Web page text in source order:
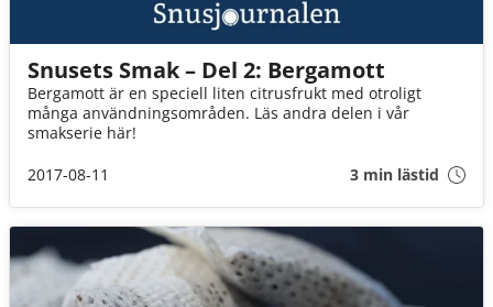
Snusets Smak – Del 2: Bergamott
Bergamott är en speciell liten citrusfrukt med otroligt
många användningsområden. Läs andra delen i vår
smakserie här!
2017-08-11
3 min lästid